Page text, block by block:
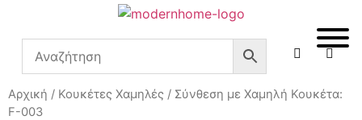
Αρχική / Κουκέτες Χαμηλές / Σύνθεση με Χαμηλή Κουκέτα:
F-003